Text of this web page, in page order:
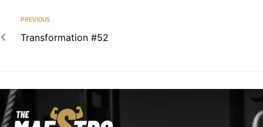
PREVIOUS
Transformation #52